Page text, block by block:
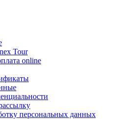
Tour
online
персональных данных